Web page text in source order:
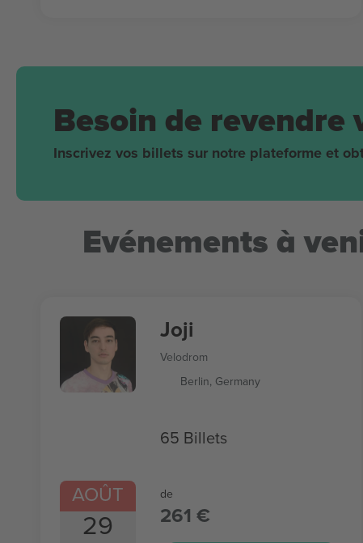
Besoin de revendre
Inscrivez vos billets sur notre plateforme et
Evénements à
AOÛT
29
Joji
Velodrom
Berlin, Germany
65 Billets
de
261 €